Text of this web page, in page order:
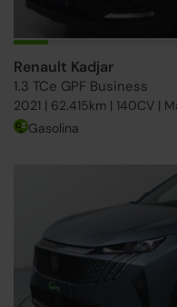
Renault Kadjar
1.3 TCe GPF Business
2021 | 62.415km | 140CV |
Gasolina